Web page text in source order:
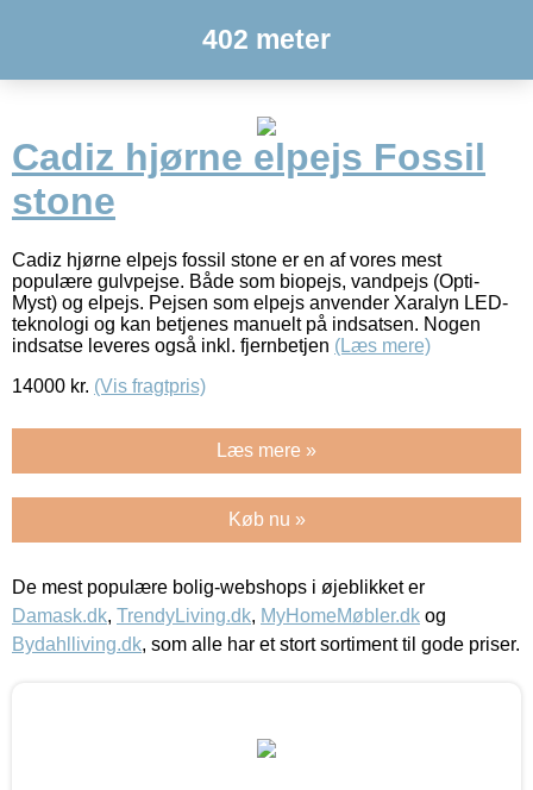
402 meter
Cadiz hjørne elpejs Fossil
stone
Cadiz hjørne elpejs fossil stone er en af vores mest
populære gulvpejse. Både som biopejs, vandpejs (Opti-
Myst) og elpejs. Pejsen som elpejs anvender Xaralyn LED-
teknologi og kan betjenes manuelt på indsatsen. Nogen
indsatse leveres også inkl. fjernbetjen (Læs mere)
14000 kr. (Vis fragtpris)
Læs mere »
Køb nu »
De mest populære bolig-webshops i øjeblikket er
Damask.dk, TrendyLiving.dk, MyHomeMøbler.dk og
Bydahlliving.dk, som alle har et stort sortiment til gode priser.